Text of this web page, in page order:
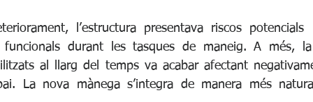
l’estructura presentava riscos
funcionals durant les tasques de maneig. A més,
al llarg del temps va acabar afectant
La nova mànega s’integra de manera més